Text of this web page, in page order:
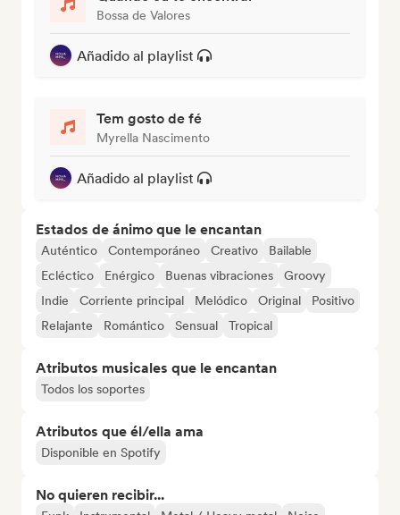
Bossa de Valores
Añadido al playlist
Tem gosto de fé
Myrella Nascimento
Añadido al playlist
Estados de ánimo que le encantan
Auténtico Contemporáneo Creativo
Bailable
Ecléctico
Enérgico Buenas vibraciones
Groovy
Indie
Corriente principal Melódico Original
Positivo
Relajante
Romántico Sensual Tropical
Atributos musicales que le encantan
Todos los soportes
Atributos que él/ella ama
Disponible en Spotify
No quieren recibir...